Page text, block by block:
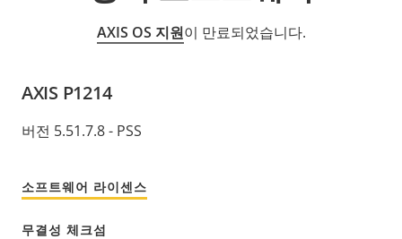
AXIS OS 지원이 만료되었습니다.
AXIS P1214
버전 5.51.7.8 - PSS
소프트웨어 라이센스
무결성 체크섬